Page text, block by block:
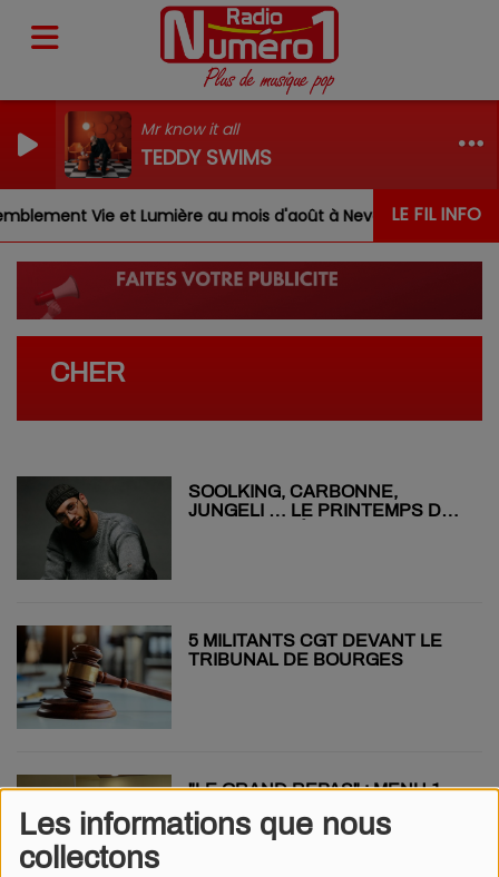
Les informations que nous
collectons
Mr know it all
TEDDY SWIMS
LE FIL INFO
Vie et Lumière au mois d'août à Nevoy Louis,
CHER
SOOLKING, CARBONNE,
JUNGELI … LE PRINTEMPS DE
5 MILITANTS CGT DEVANT LE
TRIBUNAL DE BOURGES
"LE GRAND REPAS" : MENU 1
ÉTOILE AU COLLÈGE DE
SANCERGUES